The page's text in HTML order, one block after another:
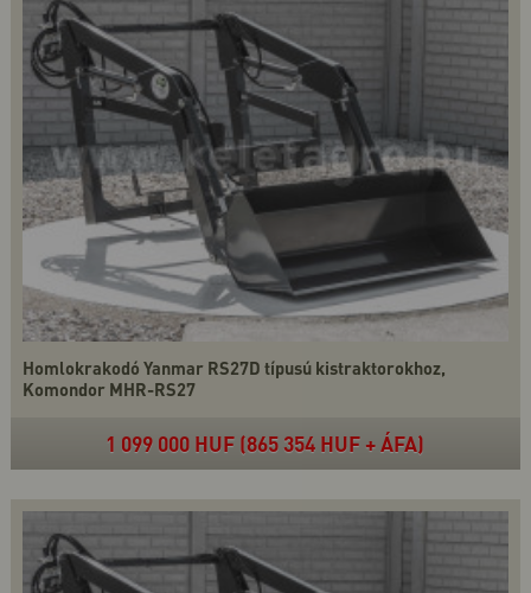
Homlokrakodó Yanmar RS27D típusú kistraktorokhoz,
Komondor MHR-RS27
1 099 000 HUF (865 354 HUF + ÁFA)